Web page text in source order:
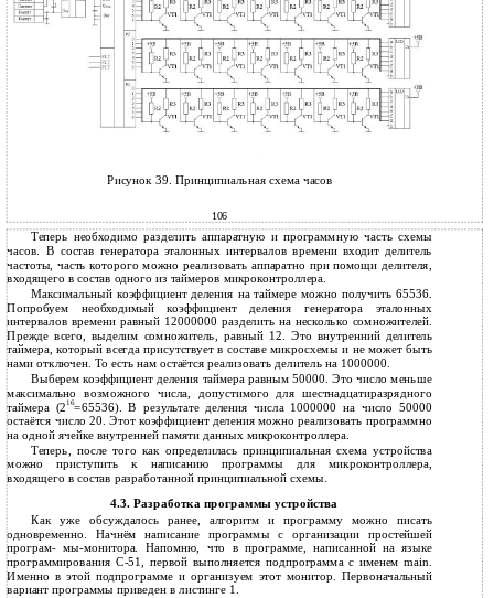
Рисунок 39. Принципиальная схема часов
106
Теперь необходимо разделить аппаратную и программную часть схемы
часов. В состав генератора эталонных интервалов времени входит делитель
частоты, часть которого можно реализовать аппаратно при помощи делителя,
входящего в состав одного из таймеров микроконтроллера.
Максимальный коэффициент деления на таймере можно получить 65536.
Попробуем необходимый коэффициент деления генератора эталонных
интервалов времени равный 12000000 разделить на несколько сомножителей.
Прежде всего, выделим сомножитель, равный 12. Это внутренний делитель
таймера, который всегда присутствует в составе микросхемы и не может быть
нами отключен. То есть нам остаётся реализовать делитель на 1000000.
Выберем коэффициент деления таймера равным 50000. Это число меньше
максимально возможного числа, допустимого для шестнадцатиразрядного
таймера (2 16=65536). В результате деления числа 1000000 на число 50000
остаётся число 20. Этот коэффициент деления можно реализовать программно
на одной ячейке внутренней памяти данных микроконтроллера.
Теперь, после того как определилась принципиальная схема устройства
можно приступить к написанию программы для микроконтроллера,
входящего в состав разработанной принципиальной схемы.
4.3. Разработка программы устройства
Как уже обсуждалось ранее, алгоритм и программу можно писать
одновременно. Начнём написание программы с организации простейшей
програм- мы-монитора. Напомню, что в программе, написанной на языке
программирования C-51, первой выполняется подпрограмма с именем main.
Именно в этой подпрограмме и организуем этот монитор. Первоначальный
вариант программы приведен в листинге 1.